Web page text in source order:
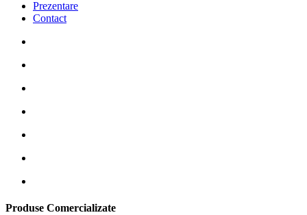
Prezentare
Contact
Produse Comercializate